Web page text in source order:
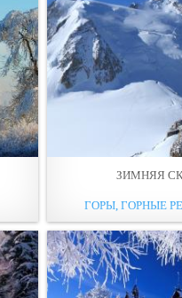
ЗИМНЯЯ
ГОРЫ, ГОРНЫЕ